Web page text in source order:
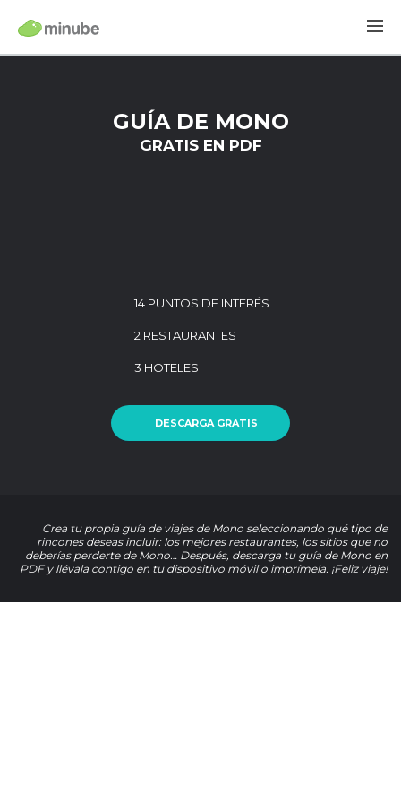
GUÍA DE MONO
GRATIS EN PDF
14 PUNTOS DE INTERÉS
2 RESTAURANTES
3 HOTELES
DESCARGA GRATIS
Crea tu propia guía de viajes de Mono seleccionando qué tipo de
rincones deseas incluir: los mejores restaurantes, los sitios que no
deberías perderte de Mono… Después, descarga tu guía de Mono en
PDF y llévala contigo en tu dispositivo móvil o imprímela. ¡Feliz viaje!